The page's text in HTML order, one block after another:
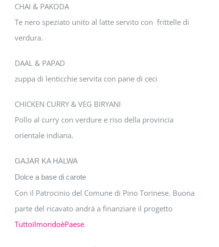
CHAI & PAKODA
Te nero speziato unito al latte servito con frittelle di
verdura.
DAAL & PAPAD
zuppa di lenticchie servita con pane di ceci
CHICKEN CURRY & VEG BIRYANI
Pollo al curry con verdure e riso della provincia
orientale indiana.
GAJAR KA HALWA
Dolce a base di carote
Con il Patrocinio del Comune di Pino Torinese. Buona
parte del ricavato andrà a finanziare il progetto
TuttoilmondoèPaese.